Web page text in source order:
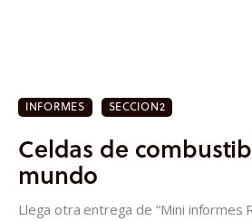
Investigación
Proyectos
Informes
INFORMES SECCION2
Celdas de
mundo
Llega otra entrega de “Mini informes